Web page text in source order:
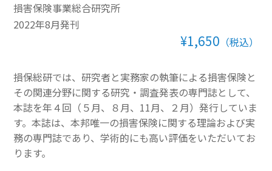
ベーシック講座
書籍
すべて表示 書籍
損害保険講座用テキスト
損害保険事業総合研究所
2022年8月発刊
¥1,650 （税込）
損保総研では、研究者と実務家の執筆による損害保険と
その関連分野に関する研究・調査発表の専門誌として、
本誌を年４回（５月、８月、11月、２月）発行していま
す。本誌は、本邦唯一の損害保険に関する理論および実
務の専門誌であり、学術的にも高い評価をいただいてお
ります。